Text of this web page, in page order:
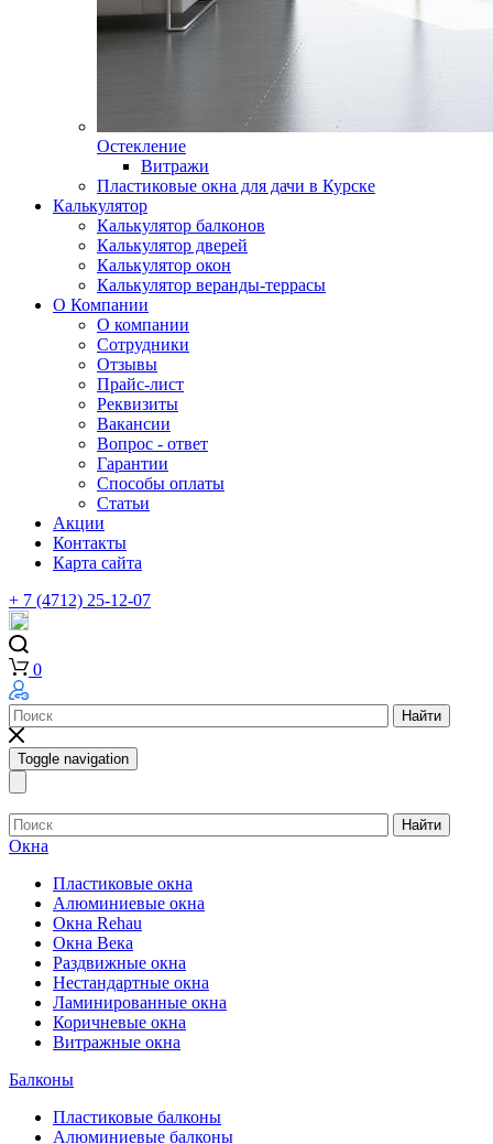
Остекление
Витражи
Пластиковые окна для дачи в Курске
Калькулятор
Калькулятор балконов
Калькулятор дверей
Калькулятор окон
Калькулятор веранды-террасы
О Компании
О компании
Сотрудники
Отзывы
Прайс-лист
Реквизиты
Вакансии
Вопрос - ответ
Гарантии
Способы оплаты
Статьи
Акции
Контакты
Карта сайта
+ 7 (4712) 25-12-07
0
Найти
Toggle navigation
Найти
Окна
Пластиковые окна
Алюминиевые окна
Окна Rehau
Окна Века
Раздвижные окна
Нестандартные окна
Ламинированные окна
Коричневые окна
Витражные окна
Балконы
Пластиковые балконы
Алюминиевые балконы